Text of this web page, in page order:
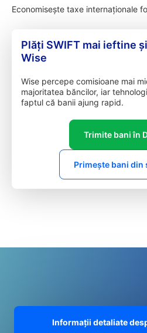
Economisește taxe internaționale
Plăți SWIFT mai ieftine
Wise
Wise percepe comisioane mai
majoritatea băncilor, iar
faptul că banii ajung rapid.
Trimite bani în
Primește bani din
Informații detaliate